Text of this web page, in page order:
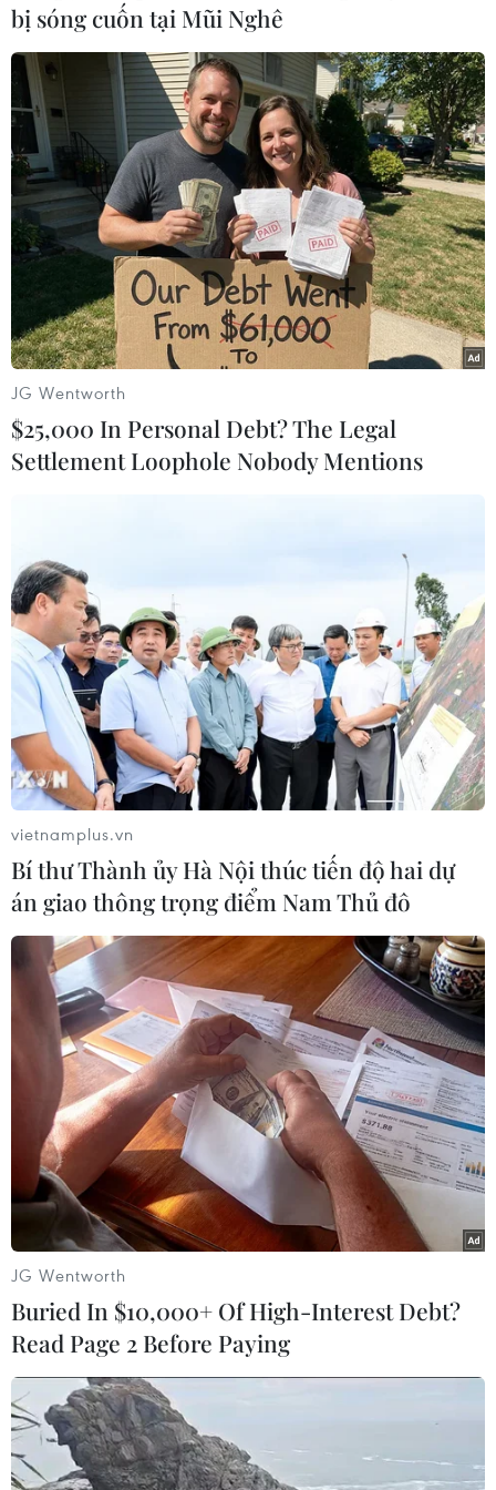
#Hàn Quốc
#Chủ tịch Quốc hội Hàn Quốc
#Park Byeong-seug
#Olympic mùa Đông Bắc Kinh 2022
Hàn Quốc
TIN LIÊN QUAN
Olympic mùa Đông 2022 thắt chặt số
lượng khán giả xem trực tiếp
13/11/2021 11:07
Khu thể thao dưới nước Ice Cube có sức chứa 4.600
người, nhưng trong bối cảnh đại dịch COVID-19 vẫn
diễn biến phức tạp, Ice Cube sẽ chỉ đón không quá
1.000 khán giả.
bị sóng cuốn tại Mũi Nghê
JG Wentworth
$25,000 In Personal Debt? The Legal
Settlement Loophole Nobody Mentions
vietnamplus.vn
Bí thư Thành ủy Hà Nội thúc tiến độ hai dự
án giao thông trọng điểm Nam Thủ đô
JG Wentworth
Buried In $10,000+ Of High-Interest Debt?
Read Page 2 Before Paying